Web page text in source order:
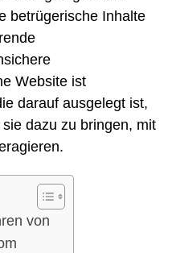
betrügerische Inhalte
Website ist
darauf ausgelegt ist,
dazu zu bringen, mit
von